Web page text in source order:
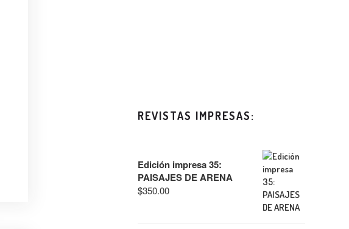
REVISTAS IMPRESAS:
Edición impresa 35:
PAISAJES DE ARENA
$350.00